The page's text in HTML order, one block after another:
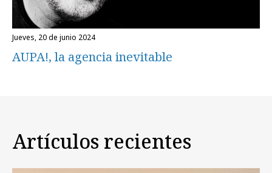
jueves, 20 de junio 2024
AUPA!, la agencia inevitable
Artículos recientes